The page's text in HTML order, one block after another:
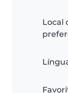
Local